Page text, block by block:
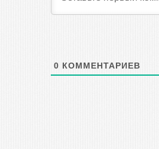
0 КОММЕНТАРИЕВ